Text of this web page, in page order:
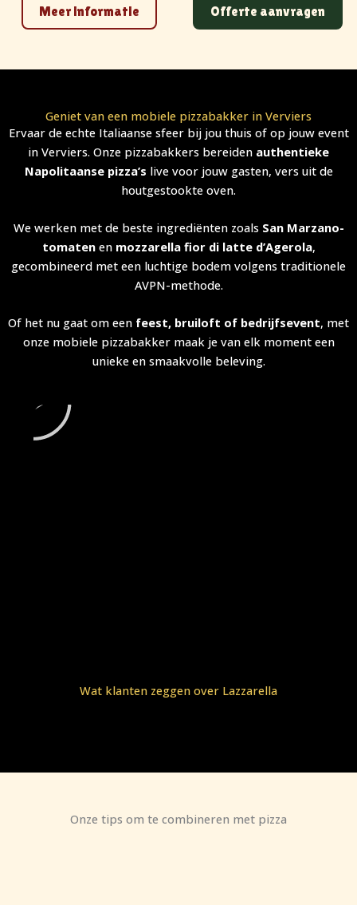
Meer informatie Offerte aanvragen
Geniet van een mobiele pizzabakker in Verviers
Ervaar de echte Italiaanse sfeer bij jou thuis of op jouw event
in Verviers. Onze pizzabakkers bereiden authentieke
Napolitaanse pizza’s live voor jouw gasten, vers uit de
houtgestookte oven.
We werken met de beste ingrediënten zoals San Marzano-
tomatenen mozzarella fior di latte d’Agerola,
gecombineerd met een luchtige bodem volgens traditionele
AVPN-methode.
Of het nu gaat om een feest, bruiloft of bedrijfsevent, met
onze mobiele pizzabakker maak je van elk moment een
unieke en smaakvolle beleving.
Wat klanten zeggen over Lazzarella
Onze tips om te combineren met pizza